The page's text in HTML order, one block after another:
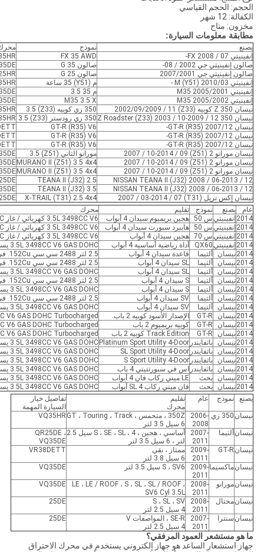
الحجم: الحجم القياسي
الكفالة: 12 شهر
مخزون: متاح
مطابقة معلومات السيارة:
يصنع نموذج
إنفينيتي FX 2008 / 07-
FX 35 AWD
صالون إنفينيتي جي 2002 / 08-
صالون G 35
صالون إنفينيتي جي 2007/2001
صالون G 25
إنفينيتي M (Y51) 2010/03 -
م (Y51) 35 ساعة
إنفينيتي M35 2005/2001
م 35 3.5
إنفينيتي M35 2005/2002
M35 3.5 X
نيسان 350 Z كوبيه (Z33) 2002/09/2009 / 11
350 زي كوبيه (Z33) 3.5
نيسان 350 Z Roadster (Z33) 2003 / 10-2009 / 12
350 زي رودستر (Z33) 3.5
نيسان GT-R (R35) 2007/12-
GT-R (R35) V6
نيسان GT-R (R35) 2007/12-
GT-R (R35) V6
نيسان GT-R (R35) 2007/12-
GT-R (R35) V6
نيسان مورانو 2 (Z51) 2007 / 10-2014 / 09
مورانو الثاني (Z51) 3.5
نيسان مورانو 2 (Z51) 2007 / 10-2014 / 09
MURANO II (Z51) 3.5 4x4
نيسان مورانو 2 (Z51) 2007 / 10-2014 / 09
MURANO II (Z51) 3.5 4x4
NISSAN TEANA II (J32) 2008 / 06-2013 / 12
TEANA II (J32) 2.5
NISSAN TEANA II (J32) 2008 / 06-2013 / 12
TEANA II (J32) 3.5
نيسان إكس تريل (T31) 2007 / 03-2014 / 07
X-TRAIL (T31) 2.5 4x4
عام
يصنع نموذج تقليم
محرك
2014 إنفينيتيس 50 هجين بريميوم سيدان 4 أبواب
3.5L 3498CC V6 كهربائي / غاز DOHC يستنشق بشكل طبيعي
2014 إنفينيتيس 50 هايبرد سبورت سيدان 4 أبواب
3.5L 3498CC V6 كهربائي / غاز DOHC يستنشق بشكل طبيعي
2014 إنفينيتيس 70 هجين سيدان 4 أبواب
3.5L 3498CC V6 كهربائي / غاز DOHC يستنشق بشكل طبيعي
2014 إنفينيتيQX60 أداة رياضية أساسية 4 أبواب
3.5L 3498CC V6 GAS DOHC يستنشق بشكل طبيعي
2014نيسان ألتيما قاعدة سيدان 4 أبواب
2.5 لتر 2488 سي ​​سي 152Cu. في. L4 GAS DOHC يستنشق بشكل طبيعي
2014نيسان ألتيما SL سيدان 4 أبواب
2.5 لتر 2488 سي ​​سي 152Cu. في. L4 GAS DOHC يستنشق بشكل طبيعي
2014نيسان ألتيما SL سيدان 4 أبواب
3.5L 3498CC V6 GAS DOHC يستنشق بشكل طبيعي
2014نيسان ألتيما S سيدان 4 أبواب
2.5 لتر 2488 سي ​​سي 152Cu. في. L4 GAS DOHC يستنشق بشكل طبيعي
2014نيسان ألتيما S سيدان 4 أبواب
3.5L 3498CC V6 GAS DOHC يستنشق بشكل طبيعي
2014نيسان ألتيما SV سيدان 4 أبواب
2.5 لتر 2488 سي ​​سي 152Cu. في. L4 GAS DOHC يستنشق بشكل طبيعي
2014نيسان ألتيما SV سيدان 4 أبواب
3.5L 3498CC V6 GAS DOHC يستنشق بشكل طبيعي
2014نيسان GT-R الإصدار الأسود كوبيه 2 باب
V6 GAS DOHC Turbocharged
2014نيسان GT-R كوبيه بريميوم 2 باب
V6 GAS DOHC Turbocharged
2014نيسان GT-R Track Edition كوبيه 2 باب
V6 GAS DOHC Turbocharged
2014نيسان باثفايندر Platinum Sport Utility 4-Door 3.5L 3498CC V6 GAS DOHC يستنشق بشكل طبيعي
2014نيسان باثفايندر SL Sport Utility 4-Door
3.5L 3498CC V6 GAS DOHC يستنشق بشكل طبيعي
2014نيسان باثفايندر S Sport Utility 4-Door
3.5L 3498CC V6 GAS DOHC يستنشق بشكل طبيعي
2014نيسان باثفايندر اس في سبورتتيتي 4 باب
3.5L 3498CC V6 GAS DOHC يستنشق بشكل طبيعي
2014نيسان بحث LE ميني ركاب فان 4 أبواب
3.5L 3498CC V6 GAS DOHC يستنشق بشكل طبيعي
2014نيسان بحث فان ميني ركاب SL 4 أبواب
3.5L 3498CC V6 GAS DOHC يستنشق بشكل طبيعي
يصنع
نموذج عام
تقليم
محرك
تفاصيل خيار
السيارة المهمة
نيسان 350 زي
2006-
2008
350Z ، متحمس ، GT ، Touring ، Track
6 سيل 3.5 لتر
VQ35HR
نيسان ألتيما
2007-
2011
أساسي ، هجين ، S ، SE ، SL ، 4 سيل 2.5
لتر ، 6 سيل 3.5 لتر
QR25DE ،
VQ35DE
نيسان GT-R
2009-
2011
ممتاز ، نقي
6 سيل 3.8 لتر
VR38DETT
نيسانماكسيما2009-
2011
S ، SV6 سيل 3.5 لتر VQ35DE
نيسانمورانو
2008-
2011
LE ، LE / ROOF ، S ، SL ، SL / ROOF ،
SV6 Cyl 3.5L
VQ35DE
نيسانمحتال
2008-
2011
S ، SL ، SV
4 سيل 2.5 لتر
25DE
نيسان سنترا
2007-
2011
SE-R ، المواصفات V
4 سيل 2.5 لتر
25DE
ما هو مستشعر العمود المرفقي؟
جهاز استشعار الساعد هو جهاز إلكتروني يستخدم في محرك الاحتراق